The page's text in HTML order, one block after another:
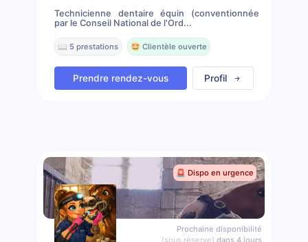
Technicienne dentaire équin (conventionnée
par le Conseil National de l'Ord...
📖 5 prestations 🤩 Clientèle ouverte
Prendre rendez-vous Profil
🚨 Dispo en urgence
Prochaine disponibilité
(sous réserve) dans 4 jours